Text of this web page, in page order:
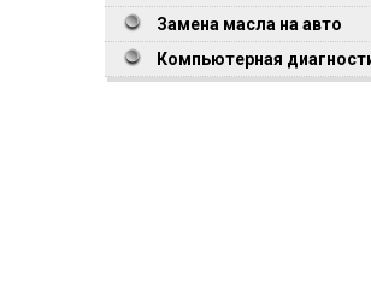
Замена масла на авто
Компьютерная